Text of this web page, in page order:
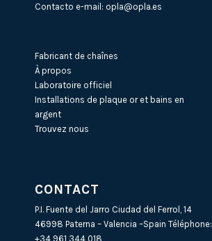
Contacto e-mail: opla@opla.es
Fabricant de chaînes
À propos
Laboratoire officiel
Installations de plaque or et bains en
argent
Trouvez nous
CONTACT
P.I. Fuente del Jarro Ciudad del Ferrol, 14
46998 Paterna – Valencia –Spain Téléphone:
+34 961 344 018